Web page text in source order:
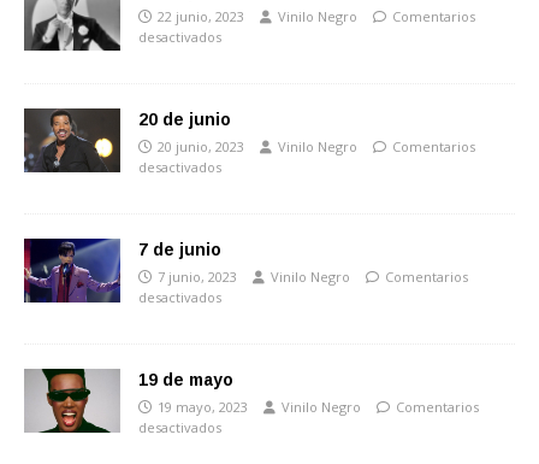
22 junio, 2023 Vinilo Negro
Comentarios
desactivados
20 de junio
20 junio, 2023 Vinilo Negro
Comentarios
desactivados
7 de junio
7 junio, 2023 Vinilo Negro
Comentarios
desactivados
19 de mayo
19 mayo, 2023 Vinilo Negro
Comentarios
desactivados